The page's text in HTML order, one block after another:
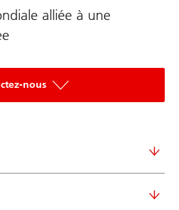
alliée à une
nous